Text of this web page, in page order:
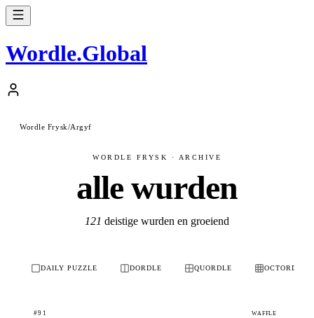
Wordle.Global
Wordle Frysk/Argyf
WORDLE FRYSK · ARCHIVE
alle wurden
121 deistige wurden en groeiend
DAILY PUZZLE DORDLE QUORDLE OCTORDLE
#91 WAFFLE